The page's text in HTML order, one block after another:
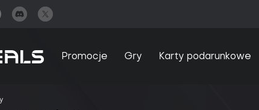
Promocje Gry Karty podarunkowe